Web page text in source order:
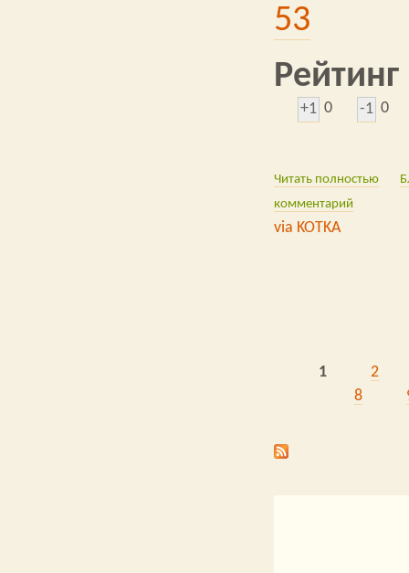
53
Рейтинг
+1 0 -1 0
Читать полностью via
комментарий
via KOTKA
Страницы
1
2
8